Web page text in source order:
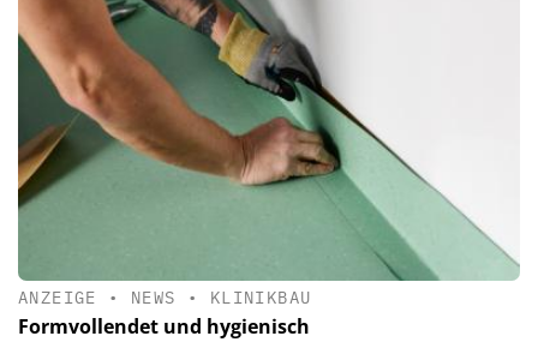
ANZEIGE • NEWS • KLINIKBAU
Formvollendet und hygienisch